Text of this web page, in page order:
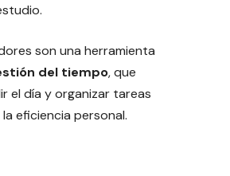
son una herramienta
del tiempo, que
el día y organizar tareas
eficiencia personal.